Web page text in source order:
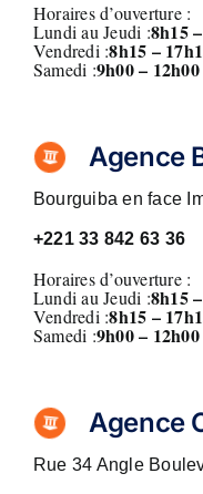
Horaires d’ouverture :
Lundi au Jeudi :8h15
Vendredi :8h15 –
Samedi :9h00 – 12h00
Agence
Bourguiba en face
+221 33 842 63 36
Horaires d’ouverture :
Lundi au Jeudi :8h15
Vendredi :8h15 –
Samedi :9h00 – 12h00
Agence
Rue 34 Angle